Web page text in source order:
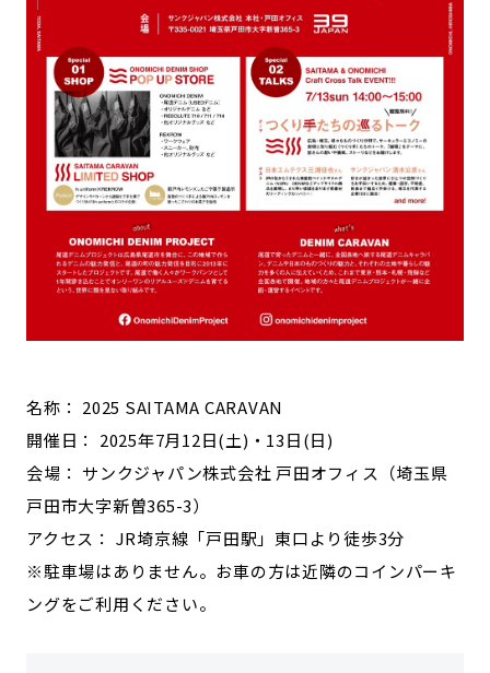
名称： 2025 SAITAMA CARAVAN
開催日： 2025年7月12日(土)・13日(日)
会場： サンクジャパン株式会社 戸田オフィス（埼玉県
戸田市大字新曽365-3）
アクセス： JR埼京線「戸田駅」東口より徒歩3分
※駐車場はありません。お車の方は近隣のコインパーキ
ングをご利用ください。